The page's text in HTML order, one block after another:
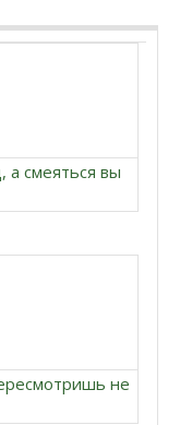
а смеяться вы
не